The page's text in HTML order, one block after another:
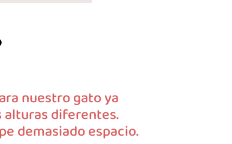
nuestro gato ya
diferentes.
demasiado espacio.